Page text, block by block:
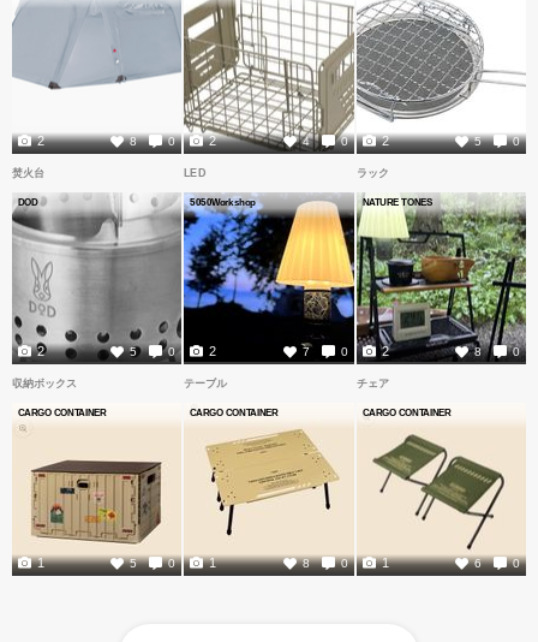
8 0
2 4 0
2 5 0
2
焚火台
DOD
5 0
2
LED
5050Workshop
7 0
2
ラック
NATURE TONES
8 0
2
収納ボックス
CARGO CONTAINER
5 0
1
テーブル
CARGO CONTAINER
8 0
1
チェア
CARGO CONTAINER
6 0
1